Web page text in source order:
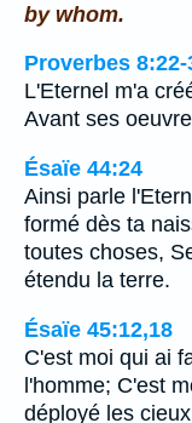
by whom.
Proverbes 8:22-
L'Eternel m'a
Avant ses
Ésaïe 44:24
Ainsi parle
formé dès ta
toutes choses,
étendu la terre.
Ésaïe 45:12,18
C'est moi qui ai
l'homme; C'est
déployé les